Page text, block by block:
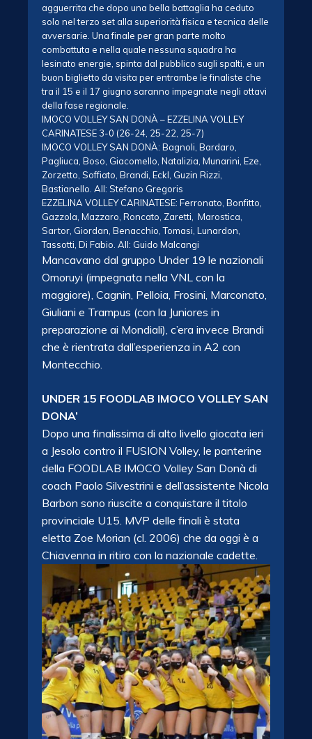
agguerrita che dopo una bella battaglia ha ceduto
solo nel terzo set alla superiorità fisica e tecnica delle
avversarie. Una finale per gran parte molto
combattuta e nella quale nessuna squadra ha
lesinato energie, spinta dal pubblico sugli spalti, e un
buon biglietto da visita per entrambe le finaliste che
tra il 15 e il 17 giugno saranno impegnate negli ottavi
della fase regionale.
IMOCO VOLLEY SAN DONÀ – EZZELINA VOLLEY
CARINATESE 3-0 (26-24, 25-22, 25-7)
IMOCO VOLLEY SAN DONÀ: Bagnoli, Bardaro,
Pagliuca, Boso, Giacomello, Natalizia, Munarini, Eze,
Zorzetto, Soffiato, Brandi, Eckl, Guzin Rizzi,
Bastianello. All: Stefano Gregoris
EZZELINA VOLLEY CARINATESE: Ferronato, Bonfitto,
Gazzola, Mazzaro, Roncato, Zaretti, Marostica,
Sartor, Giordan, Benacchio, Tomasi, Lunardon,
Tassotti, Di Fabio. All: Guido Malcangi
Mancavano dal gruppo Under 19 le nazionali
Omoruyi (impegnata nella VNL con la
maggiore), Cagnin, Pelloia, Frosini, Marconato,
Giuliani e Trampus (con la Juniores in
preparazione ai Mondiali), c’era invece Brandi
che è rientrata dall’esperienza in A2 con
Montecchio.
UNDER 15 FOODLAB IMOCO VOLLEY SAN
DONA’
Dopo una finalissima di alto livello giocata ieri
a Jesolo contro il FUSION Volley, le panterine
della FOODLAB IMOCO Volley San Donà di
coach Paolo Silvestrini e dell’assistente Nicola
Barbon sono riuscite a conquistare il titolo
provinciale U15. MVP delle finali è stata
eletta Zoe Morian (cl. 2006) che da oggi è a
Chiavenna in ritiro con la nazionale cadette.